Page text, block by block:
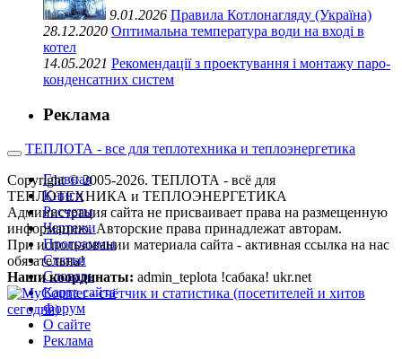
9.01.2026 Правила Котлонагляду (Україна)
28.12.2020 Оптимальна температура води на вході в
котел
14.05.2021 Рекомендації з проектування і монтажу паро-
конденсатних систем
Реклама
ТЕПЛОТА - все для теплотехника и теплоэнергетика
Главная
Книги
Расчеты
Чертежи
Программы
Статьи
Словарь
Карта сайта
Форум
О сайте
Реклама
Copyright © 2005-2026. ТЕПЛОТА - всё для
ТЕПЛОТЕХНИКА и ТЕПЛОЭНЕРГЕТИКА
Администрация сайта не присваивает права на размещенную
информацию. Авторские права принадлежат авторам.
При использовании материала сайта - активная ссылка на нас
обязательна!
Наши координаты: admin_teplota !сабака! ukr.net